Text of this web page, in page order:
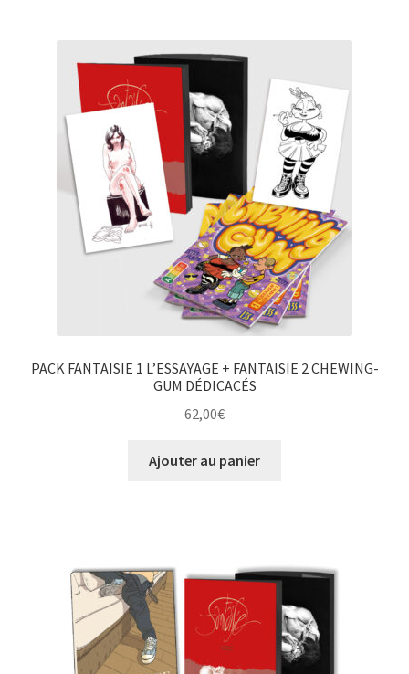
PACK FANTAISIE 1 L’ESSAYAGE + FANTAISIE 2 CHEWING-
GUM DÉDICACÉS
62,00€
Ajouter au panier